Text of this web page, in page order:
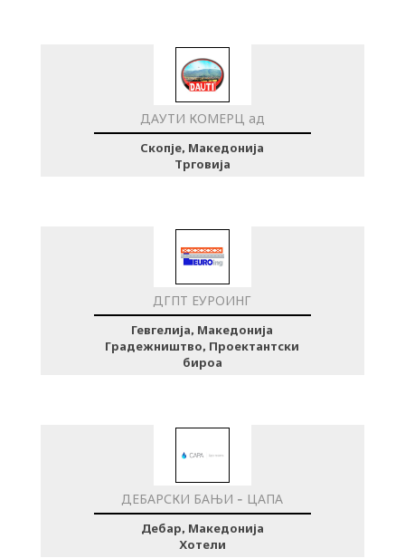
ДАУТИ КОМЕРЦ ад
Скопје, Македонија
Трговија
ДГПТ ЕУРОИНГ
Гевгелија, Македонија
Градежништво, Проектантски
бироа
ДЕБАРСКИ БАЊИ - ЦАПА
Дебар, Македонија
Хотели